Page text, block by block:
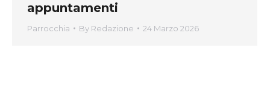
appuntamenti
Parrocchia By Redazione 24 Marzo 2026